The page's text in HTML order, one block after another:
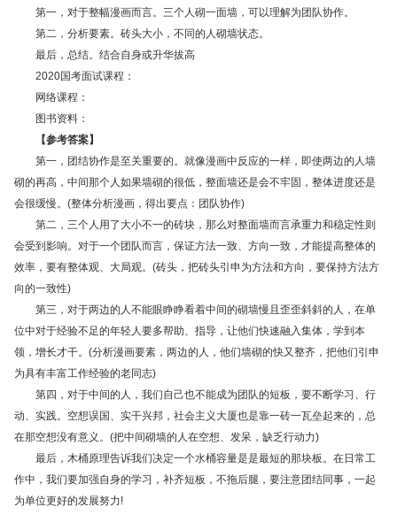
第一，对于整幅漫画而言。三个人砌一面墙，可以理解为团队协作。
第二，分析要素。砖头大小，不同的人砌墙状态。
最后，总结。结合自身或升华拔高
2020国考面试课程：
网络课程：
图书资料：
【参考答案】
第一，团结协作是至关重要的。就像漫画中反应的一样，即使两边的人墙
砌的再高，中间那个人如果墙砌的很低，整面墙还是会不牢固，整体进度还是
会很缓慢。(整体分析漫画，得出要点：团队协作)
第二，三个人用了大小不一的砖块，那么对整面墙而言承重力和稳定性则
会受到影响。对于一个团队而言，保证方法一致、方向一致，才能提高整体的
效率，要有整体观、大局观。(砖头，把砖头引申为方法和方向，要保持方法方
向的一致性)
第三，对于两边的人不能眼睁睁看着中间的砌墙慢且歪歪斜斜的人，在单
位中对于经验不足的年轻人要多帮助、指导，让他们快速融入集体，学到本
领，增长才干。(分析漫画要素，两边的人，他们墙砌的快又整齐，把他们引申
为具有丰富工作经验的老同志)
第四，对于中间的人，我们自己也不能成为团队的短板，要不断学习、行
动、实践。空想误国、实干兴邦，社会主义大厦也是靠一砖一瓦垒起来的，总
在那空想没有意义。(把中间砌墙的人在空想、发呆，缺乏行动力)
最后，木桶原理告诉我们决定一个水桶容量是是最短的那块板。在日常工
作中，我们要加强自身的学习，补齐短板，不拖后腿，要注意团结同事，一起
为单位更好的发展努力!